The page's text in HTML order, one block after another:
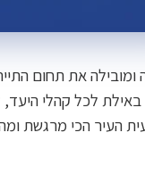
פועלת מזה 20 שנה
באילת לכל קהלי
הכי מרגשת